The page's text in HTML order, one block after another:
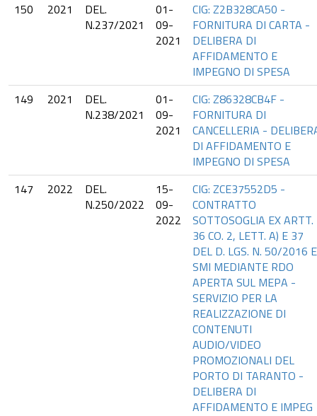
150
2021
DEL.
N.237/2021
01-
09-
2021
CIG: Z2B328CA50 -
FORNITURA DI CARTA -
DELIBERA DI
AFFIDAMENTO E
IMPEGNO DI SPESA
149
2021
DEL.
N.238/2021
01-
09-
2021
CIG: Z86328CB4F -
FORNITURA DI
CANCELLERIA -
DI AFFIDAMENTO E
IMPEGNO DI SPESA
147
2022
DEL.
N.250/2022
15-
09-
2022
CIG: ZCE37552D5 -
CONTRATTO
SOTTOSOGLIA EX ARTT.
36 CO. 2, LETT. A) E 37
DEL D. LGS. N. 50/2016 E
SMI MEDIANTE RDO
APERTA SUL MEPA -
SERVIZIO PER LA
REALIZZAZIONE DI
CONTENUTI
AUDIO/VIDEO
PROMOZIONALI DEL
PORTO DI TARANTO -
DELIBERA DI
AFFIDAMENTO E IMPEG